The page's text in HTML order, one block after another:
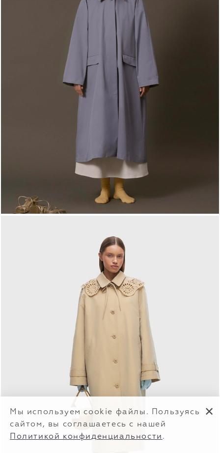
Мы используем cookie файлы. Пользуясь
сайтом, вы соглашаетесь с нашей
Политикой конфиденциальности .
✕